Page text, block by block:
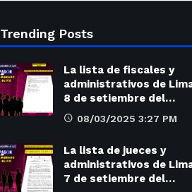
Trending Posts
La lista de fiscales y
administrativos de
8 de setiembre del…
08/03/2025 3:27 PM
La lista de jueces y
administrativos de
7 de setiembre del…